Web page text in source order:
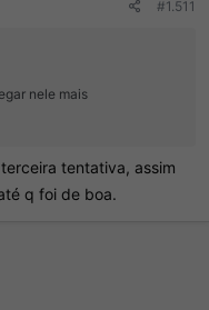
#1.511
nele mais
tentativa, assim
q foi de boa.